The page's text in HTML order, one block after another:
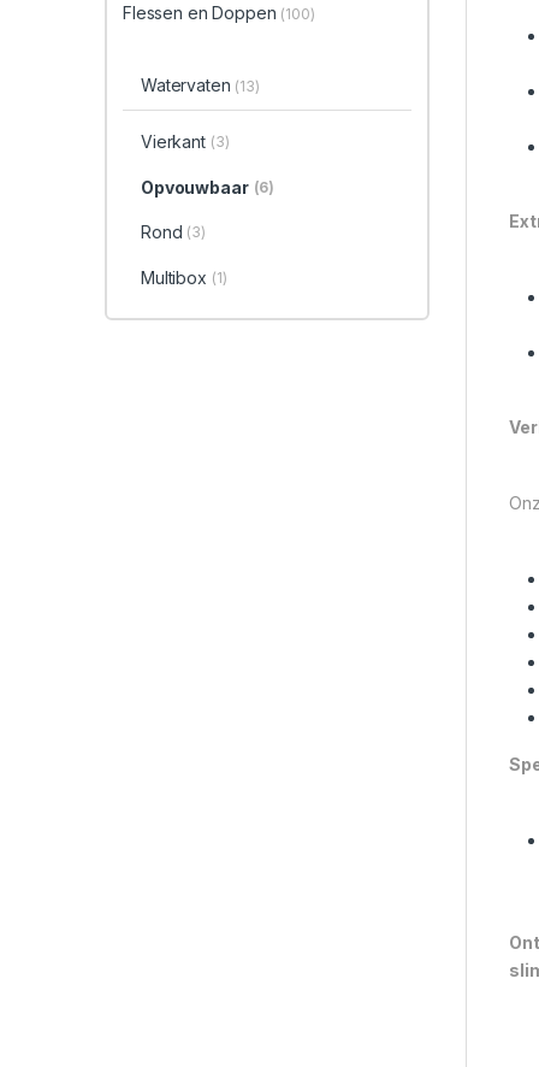
Flessen en Doppen (100)
Watervaten (13)
Vierkant (3)
Opvouwbaar (6)
Rond (3)
Multibox (1)